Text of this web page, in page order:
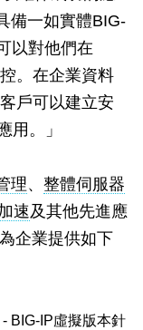
備一如實體BIG-
以對他們在
。在企業資料
戶可以建立安
用。」
理、 整體伺服器
速及其他先進應
企業提供如下
BIG-IP虛擬版本針